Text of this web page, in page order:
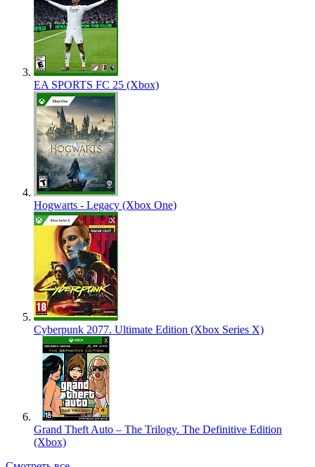
EA SPORTS FC 25 (Xbox)
Hogwarts - Legacy (Xbox One)
Cyberpunk 2077. Ultimate Edition (Xbox Series X)
Grand Theft Auto – The Trilogy. The Definitive Edition
(Xbox)